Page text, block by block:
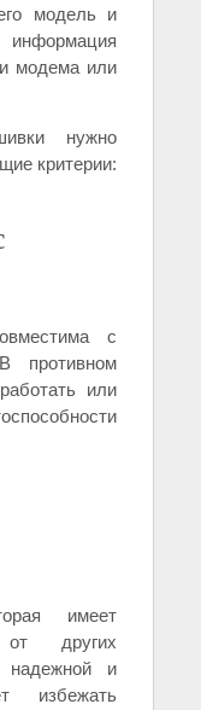
модель и
модема или
нужно
критерии:
с
противном
или
имеет
от других
надежной и
избежать